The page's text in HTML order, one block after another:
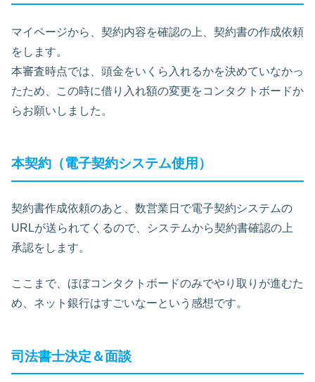
マイページから、契約内容を確認の上、契約書の作成依頼
をします。
本審査時点では、頭金をいくら入れるかを決めていなかっ
たため、この時に借り入れ額の変更をコンタクトボードか
らお願いしました。
本契約（電子契約システム使用）
契約書作成依頼のあと、数営業日で電子契約システムの
URLが送られてくるので、システムから契約書確認の上
承認をします。
ここまで、ほぼコンタクトボードのみでやり取りが進むた
め、ネット銀行はすごいなーという感想です。
司法書士決定＆面談